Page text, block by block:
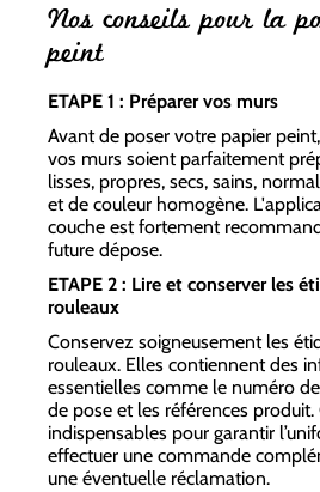
Nos conseils pour la
peint
ETAPE 1 : Préparer vos murs
Avant de poser votre papier
vos murs soient parfaitement
lisses, propres, secs, sains,
et de couleur homogène.
couche est fortement
future dépose.
ETAPE 2 : Lire et conserver les
rouleaux
Conservez soigneusement les
rouleaux. Elles contiennent des
essentielles comme le numéro
de pose et les références
indispensables pour garantir
effectuer une commande
une éventuelle réclamation.